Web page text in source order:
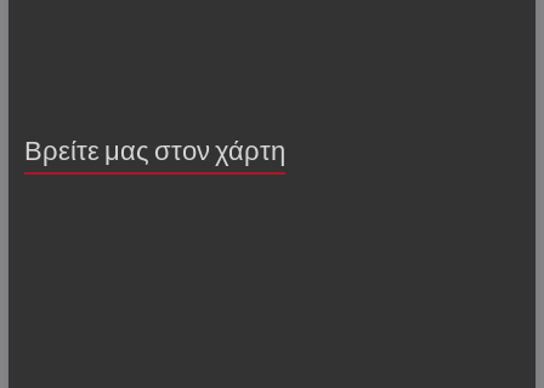
Βρείτε μας στον χάρτη